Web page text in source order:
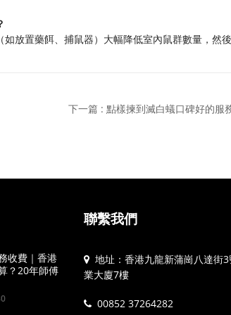
放置藥餌、捕鼠器）大幅降低室內鼠群數量，然
下一篇 : 點樣揀到滅白蟻口碑好的服
收費｜香港
？20年師傅
聯繫我們
地址：香港九龍新蒲崗八達街
業大廈7樓
00852 37264282